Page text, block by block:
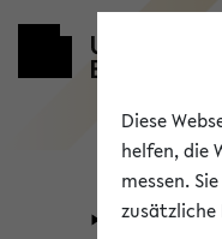
Universität
Diese
helfen, die
messen.
zusätzliche